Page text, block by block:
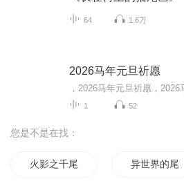
64 1.6万
2026马年元旦祈愿
1 52
您是不是在找：
火影之千尾 异世界的尾巴